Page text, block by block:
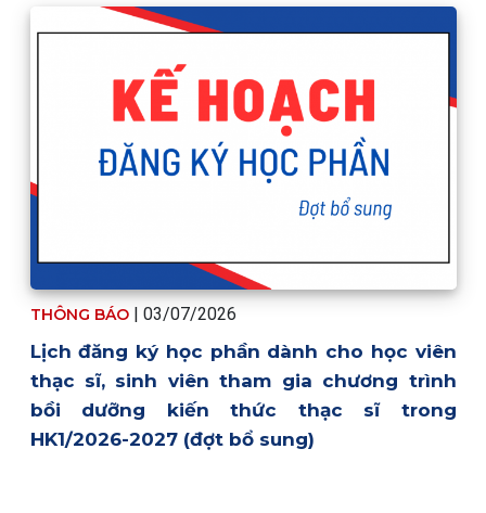
THÔNG BÁO | 03/07/2026
Lịch đăng ký học phần dành cho học viên
thạc sĩ, sinh viên tham gia chương trình
bồi dưỡng kiến thức thạc sĩ trong
HK1/2026-2027 (đợt bổ sung)